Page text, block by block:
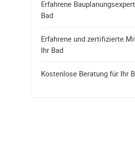
Erfahrene
Bad
Erfahrene und zertifizierte
Ihr Bad
Kostenlose Beratung für Ihr